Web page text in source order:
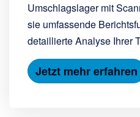
Umschlagslager mit
sie umfassende
detaillierte Analyse Ihrer
Jetzt mehr erfahren